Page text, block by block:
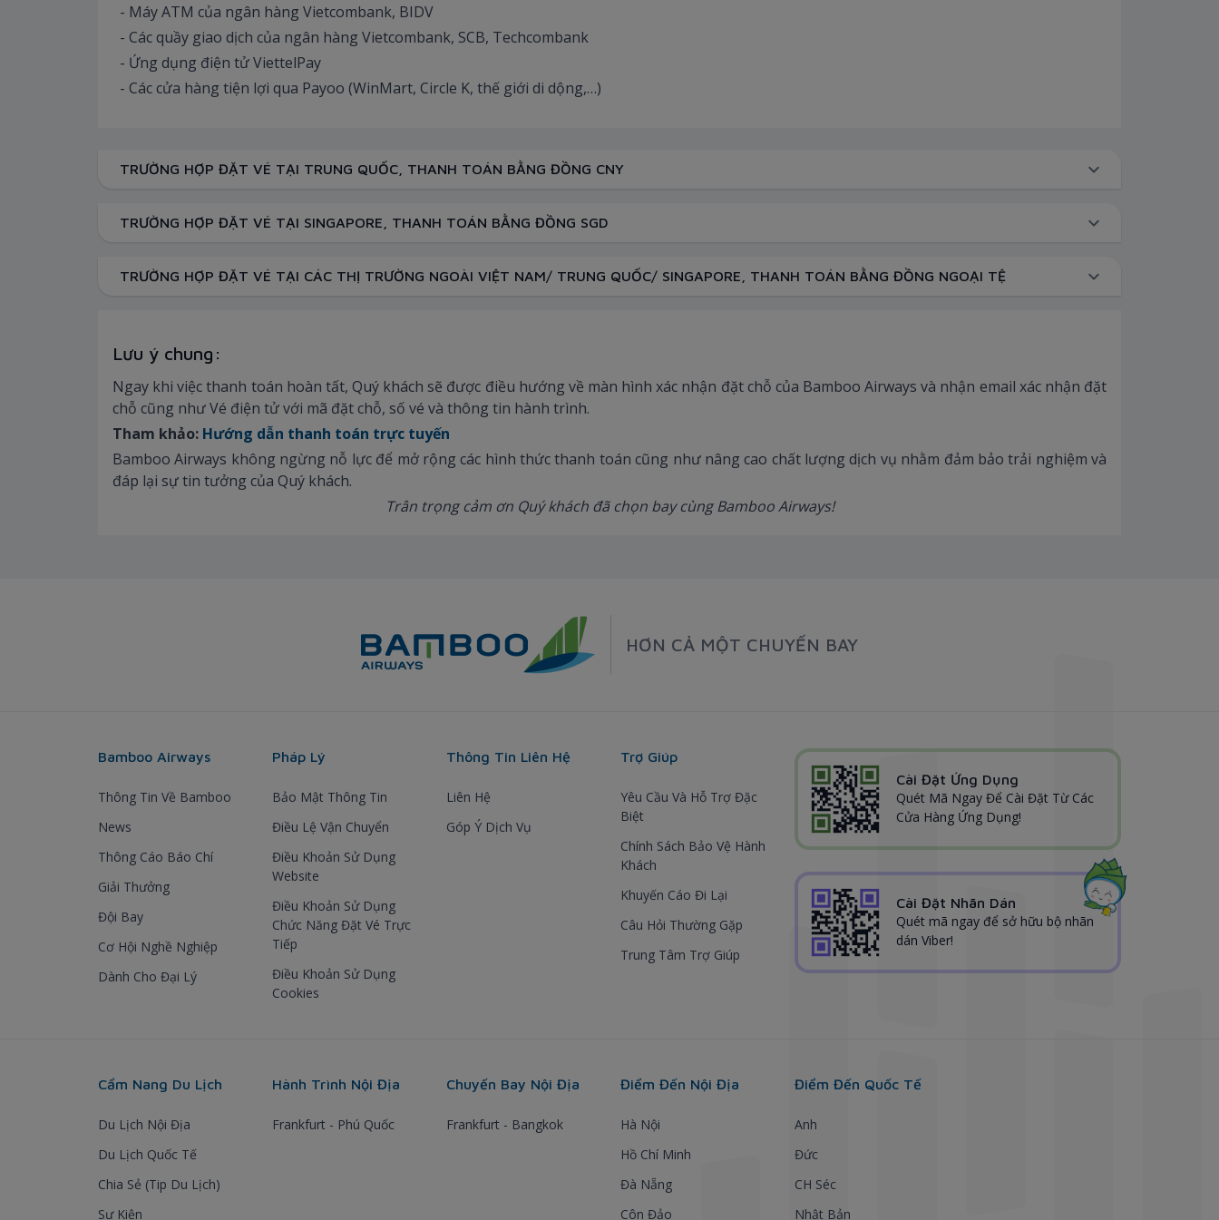
- Máy ATM của ngân hàng Vietcombank, BIDV
- Các quầy giao dịch của ngân hàng Vietcombank, SCB, Techcombank
- Ứng dụng điện tử ViettelPay
- Các cửa hàng tiện lợi qua Payoo (WinMart, Circle K, thế giới di dộng,…)
TRƯỜNG HỢP ĐẶT VÉ TẠI TRUNG QUỐC, THANH TOÁN BẰNG ĐỒNG CNY
TRƯỜNG HỢP ĐẶT VÉ TẠI SINGAPORE, THANH TOÁN BẰNG ĐỒNG SGD
TRƯỜNG HỢP ĐẶT VÉ TẠI CÁC THỊ TRƯỜNG NGOÀI VIỆT NAM/ TRUNG QUỐC/ SINGAPORE, THANH TOÁN BẰNG ĐỒNG NGOẠI TỆ
Lưu ý chung:
Ngay khi việc thanh toán hoàn tất, Quý khách sẽ được điều hướng về màn hình xác nhận đặt chỗ của Bamboo Airways và nhận email xác nhận đặt
chỗ cũng như Vé điện tử với mã đặt chỗ, số vé và thông tin hành trình.
Tham khảo: Hướng dẫn thanh toán trực tuyến
Bamboo Airways không ngừng nỗ lực để mở rộng các hình thức thanh toán cũng như nâng cao chất lượng dịch vụ nhằm đảm bảo trải nghiệm và
đáp lại sự tin tưởng của Quý khách.
Trân trọng cảm ơn Quý khách đã chọn bay cùng Bamboo Airways!
HƠN CẢ MỘT CHUYẾN BAY
Bamboo Airways
Thông Tin Về Bamboo
News
Thông Cáo Báo Chí
Giải Thưởng
Đội Bay
Cơ Hội Nghề Nghiệp
Dành Cho Đại Lý
Pháp Lý
Bảo Mật Thông Tin
Điều Lệ Vận Chuyển
Điều Khoản Sử Dụng
Website
Điều Khoản Sử Dụng
Chức Năng Đặt Vé Trực
Tiếp
Điều Khoản Sử Dụng
Cookies
Thông Tin Liên Hệ
Liên Hệ
Góp Ý Dịch Vụ
Trợ Giúp
Yêu Cầu Và Hỗ Trợ Đặc
Biệt
Chính Sách Bảo Vệ Hành
Khách
Khuyến Cáo Đi Lại
Câu Hỏi Thường Gặp
Trung Tâm Trợ Giúp
Cài Đặt Ứng Dụng
Quét Mã Ngay Để Cài Đặt Từ Các
Cửa Hàng Ứng Dụng!
Cài Đặt Nhãn Dán
Quét mã ngay để sở hữu bộ nhãn
dán Viber!
Cẩm Nang Du Lịch
Du Lịch Nội Địa
Du Lịch Quốc Tế
Chia Sẻ (Tip Du Lịch)
Sự Kiện
Hành Trình Nội Địa
Frankfurt - Phú Quốc
Chuyến Bay Nội Địa
Frankfurt - Bangkok
Điểm Đến Nội Địa
Hà Nội
Hồ Chí Minh
Đà Nẵng
Côn Đảo
Điểm Đến Quốc Tế
Anh
Đức
CH Séc
Nhật Bản